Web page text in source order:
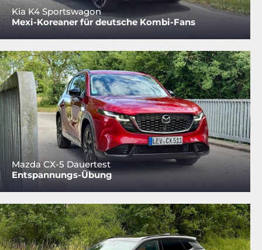
Kia K4 Sportswagon
Mexi-Koreaner für deutsche Kombi-Fans
Mazda CX-5 Dauertest
Entspannungs-Übung